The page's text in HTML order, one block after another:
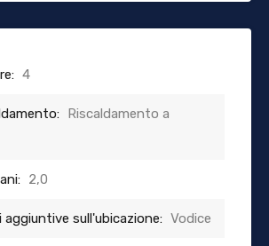
4
Riscaldamento a
2,0
sull'ubicazione: Vodice